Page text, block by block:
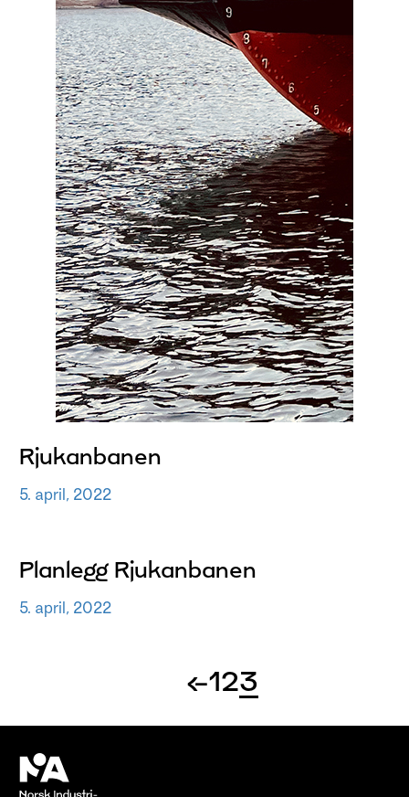
Rjukanbanen
5. april, 2022
Planlegg Rjukanbanen
5. april, 2022
←123